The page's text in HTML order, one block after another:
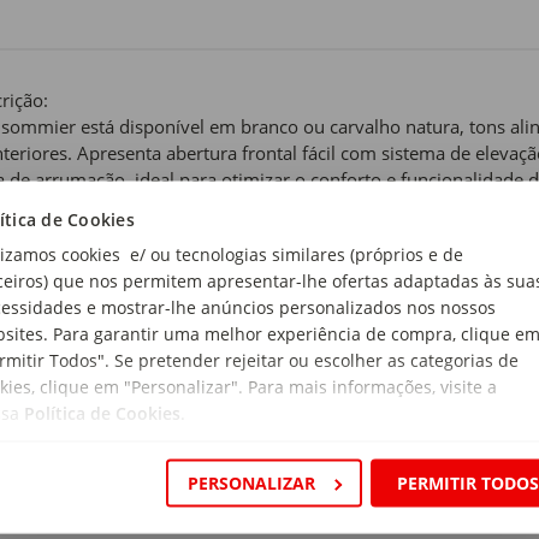
de Cookies
cookies e/ ou tecnologias similares (próprios e de
que nos permitem apresentar-lhe ofertas adaptadas às
e mostrar-lhe anúncios personalizados nos nossos
Para garantir uma melhor experiência de compra, clique em
Todos". Se pretender rejeitar ou escolher as categorias de
clique em "Personalizar". Para mais informações, visite a
Política de Cookies
PERSONALIZAR PERMITIR TODOS
sommier está disponível em branco ou carvalho natura, tons
Apresenta abertura frontal fácil com sistema de
de arrumação, ideal para otimizar o conforto e funcionalidade
tampo em MDF revestido a tecido 3D, proporciona elegância
em MDF, garante durabilidade e estabilidade ao longo do
com qualquer ambiente, seja um quarto minimalista
de produto:
Casal
tecido transpirável 3D e tampo MDF 5mm; Colchão: